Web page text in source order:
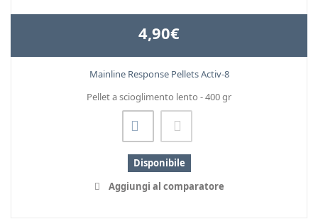
4,90€
Mainline Response Pellets Activ-8
Pellet a scioglimento lento - 400 gr
Disponibile
Aggiungi al comparatore